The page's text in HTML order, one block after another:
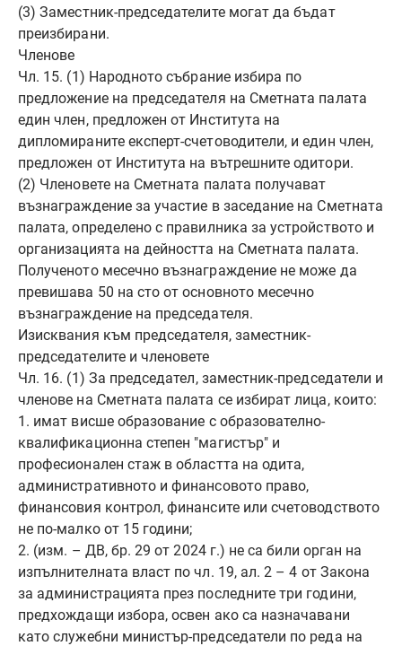
(3) Заместник-председателите могат да бъдат
преизбирани.
Членове
Чл. 15. (1) Народното събрание избира по
предложение на председателя на Сметната палата
един член, предложен от Института на
дипломираните експерт-счетоводители, и един член,
предложен от Института на вътрешните одитори.
(2) Членовете на Сметната палата получават
възнаграждение за участие в заседание на Сметната
палата, определено с правилника за устройството и
организацията на дейността на Сметната палата.
Полученото месечно възнаграждение не може да
превишава 50 на сто от основното месечно
възнаграждение на председателя.
Изисквания към председателя, заместник-
председателите и членовете
Чл. 16. (1) За председател, заместник-председатели и
членове на Сметната палата се избират лица, които:
1. имат висше образование с образователно-
квалификационна степен "магистър" и
професионален стаж в областта на одита,
административното и финансовото право,
финансовия контрол, финансите или счетоводството
не по-малко от 15 години;
2. (изм. – ДВ, бр. 29 от 2024 г.) не са били орган на
изпълнителната власт по чл. 19, ал. 2 – 4 от Закона
за администрацията през последните три години,
предхождащи избора, освен ако са назначавани
като служебни министър-председатели по реда на